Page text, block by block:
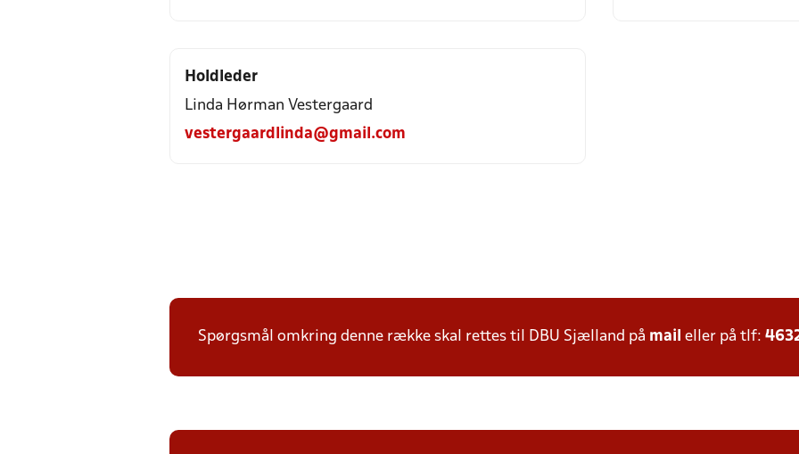
Holdleder
Linda Hørman Vestergaard
vestergaardlinda@gmail.com
Spørgsmål omkring denne række skal rettes til DBU Sjælland på mail eller på tlf: